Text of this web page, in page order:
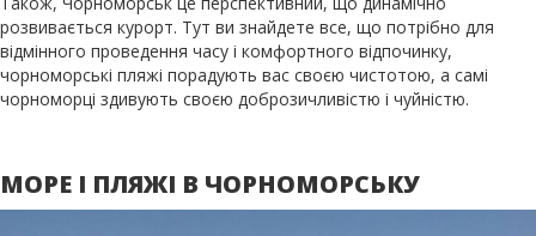
розвивається курорт. Тут ви знайдете все, що потрібно для
відмінного проведення часу і комфортного відпочинку,
чорноморські пляжі порадують вас своєю чистотою, а самі
чорноморці здивують своєю доброзичливістю і чуйністю.
МОРЕ І ПЛЯЖІ В ЧОРНОМОРСЬКУ